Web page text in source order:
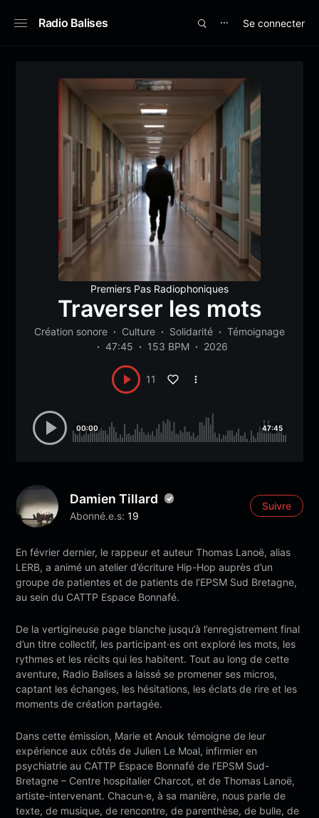
Radio Balises ⋯ Se connecter
Premiers Pas Radiophoniques
Traverser les mots
Création sonore Culture Solidarité
Témoignage
47:45
153 BPM 2026
11
00:00 47:45
Damien Tillard
Abonné.e.s: 19
Suivre
En février dernier, le rappeur et auteur Thomas Lanoë, alias
LERB, a animé un atelier d’écriture Hip-Hop auprès d’un
groupe de patientes et de patients de l’EPSM Sud Bretagne,
au sein du CATTP Espace Bonnafé.
De la vertigineuse page blanche jusqu’à l’enregistrement final
d’un titre collectif, les participant·es ont exploré les mots, les
rythmes et les récits qui les habitent. Tout au long de cette
aventure, Radio Balises a laissé se promener ses micros,
captant les échanges, les hésitations, les éclats de rire et les
moments de création partagée.
Dans cette émission, Marie et Anouk témoigne de leur
expérience aux côtés de Julien Le Moal, infirmier en
psychiatrie au CATTP Espace Bonnafé de l’EPSM Sud-
Bretagne – Centre hospitalier Charcot, et de Thomas Lanoë,
artiste-intervenant. Chacun·e, à sa manière, nous parle de
texte, de musique, de rencontre, de parenthèse, de bulle, de